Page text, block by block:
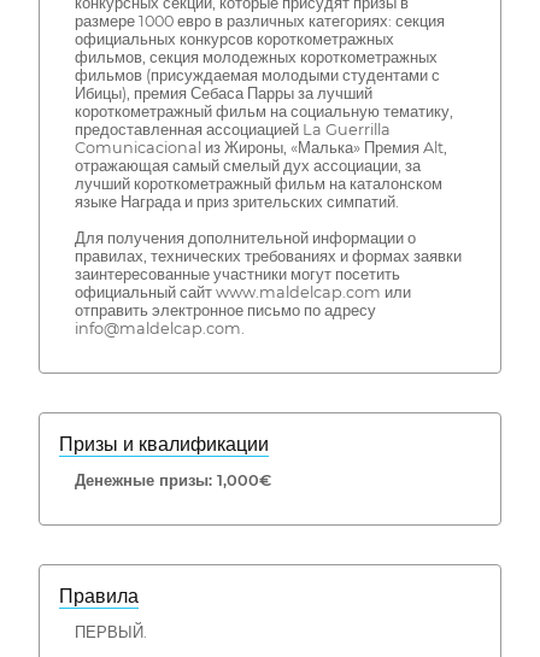
размере 1000 евро в различных категориях: секция
официальных конкурсов короткометражных
фильмов, секция молодежных короткометражных
фильмов (присуждаемая молодыми студентами с
Ибицы), премия Себаса Парры за лучший
короткометражный фильм на социальную тематику,
предоставленная ассоциацией La Guerrilla
Comunicacional из Жироны, «Малька» Премия Alt,
отражающая самый смелый дух ассоциации, за
лучший короткометражный фильм на каталонском
языке Награда и приз зрительских симпатий.
Для получения дополнительной информации о
правилах, технических требованиях и формах заявки
заинтересованные участники могут посетить
официальный сайт www.maldelcap.com или
отправить электронное письмо по адресу
info@maldelcap.com.
Призы и квалификации
Денежные призы: 1,000€
Правила
ПЕРВЫЙ.